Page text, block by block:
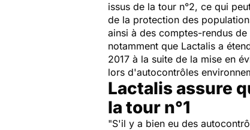
issus de la tour n°2, ce qui
de la protection des
ainsi à des comptes-rendus
notamment que Lactalis a
2017 à la suite de la mise en
lors d'autocontrôles
Lactalis assure
la tour n°1
"S'il y a bien eu des